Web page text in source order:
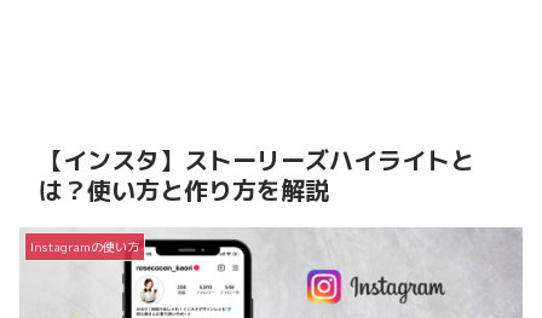
【インスタ】ストーリーズハイライトと
は？使い方と作り方を解説
Instagramの使い方